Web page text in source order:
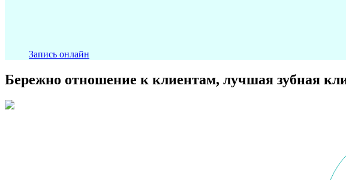
Запись онлайн
Бережно отношение к клиентам, лучшая зубная